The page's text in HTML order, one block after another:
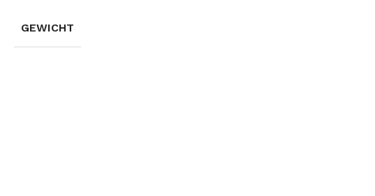
GEWICHT